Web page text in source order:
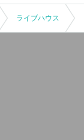
ライブハウス